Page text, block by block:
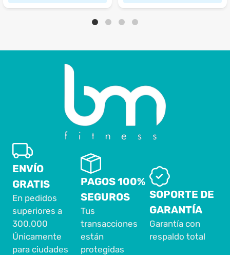
ENVÍO
GRATIS
En pedidos
superiores a
300.000
Únicamente
para ciudades
PAGOS 100%
SEGUROS
Tus
transacciones
están
protegidas
SOPORTE DE
GARANTÍA
Garantía con
respaldo total